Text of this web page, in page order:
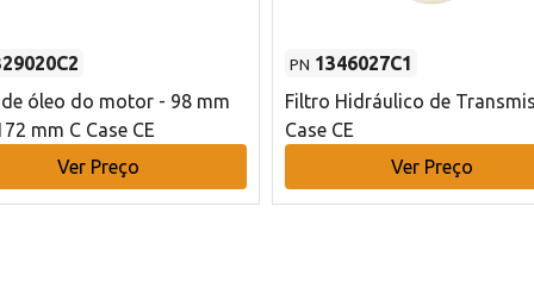
óleo do motor - 98 mm
mm C Case CE
Ver Preço
PN 1346027C1
Filtro Hidráulico de
Case CE
Ver Preço